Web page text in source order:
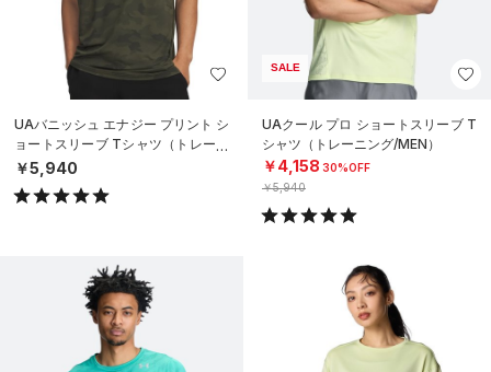
UAバニッシュ エナジー プリント シ
ョートスリーブ Tシャツ（トレーニ
ング/MEN）
￥5,940
SALE
UAクール プロ ショートスリーブ T
シャツ（トレーニング/MEN）
￥4,158 30%OFF
￥5,940